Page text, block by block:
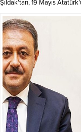
Şıldak’tan, 19 Mayıs